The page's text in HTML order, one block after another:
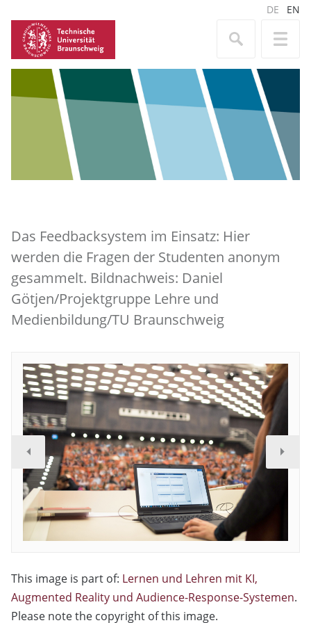
DE EN
Das Feedbacksystem im Einsatz: Hier
werden die Fragen der Studenten anonym
gesammelt. Bildnachweis: Daniel
Götjen/Projektgruppe Lehre und
Medienbildung/TU Braunschweig
This image is part of: Lernen und Lehren mit KI,
Augmented Reality und Audience-Response-Systemen.
Please note the copyright of this image.